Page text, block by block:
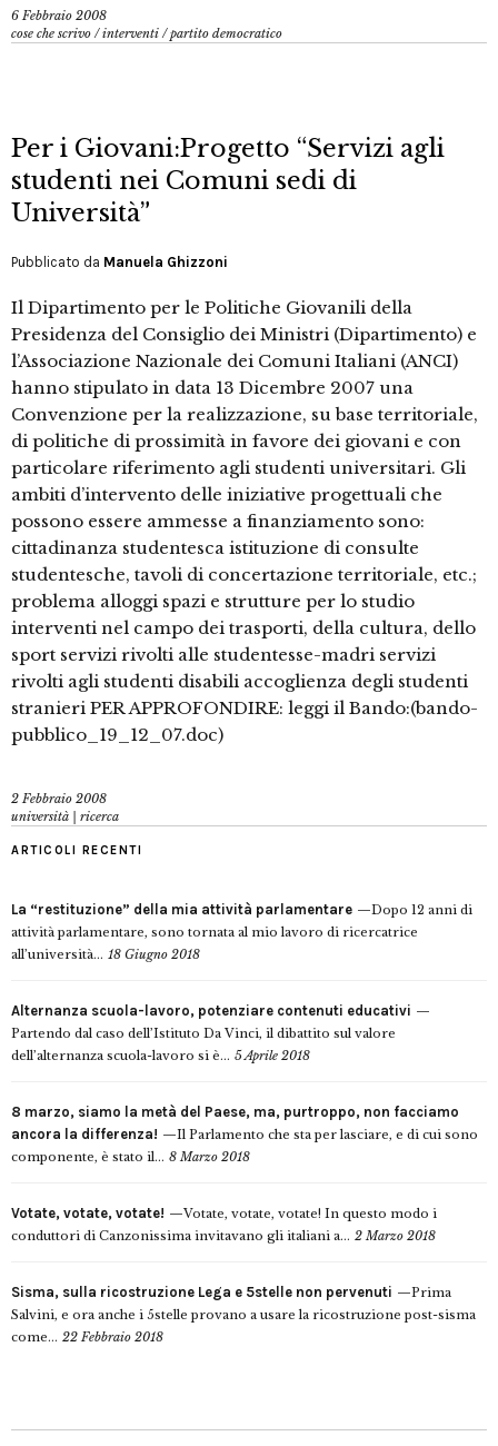
6 Febbraio 2008
cose che scrivo /interventi /partito democratico
Per i Giovani:Progetto “Servizi agli
studenti nei Comuni sedi di
Università”
Pubblicato da Manuela Ghizzoni
Il Dipartimento per le Politiche Giovanili della
Presidenza del Consiglio dei Ministri (Dipartimento) e
l’Associazione Nazionale dei Comuni Italiani (ANCI)
hanno stipulato in data 13 Dicembre 2007 una
Convenzione per la realizzazione, su base territoriale,
di politiche di prossimità in favore dei giovani e con
particolare riferimento agli studenti universitari. Gli
ambiti d’intervento delle iniziative progettuali che
possono essere ammesse a finanziamento sono:
cittadinanza studentesca istituzione di consulte
studentesche, tavoli di concertazione territoriale, etc.;
problema alloggi spazi e strutture per lo studio
interventi nel campo dei trasporti, della cultura, dello
sport servizi rivolti alle studentesse-madri servizi
rivolti agli studenti disabili accoglienza degli studenti
stranieri PER APPROFONDIRE: leggi il Bando:(bando-
pubblico_19_12_07.doc)
2 Febbraio 2008
università | ricerca
ARTICOLI RECENTI
La “restituzione” della mia attività parlamentare
Dopo 12 anni di
attività parlamentare, sono tornata al mio lavoro di ricercatrice
all’università... 18 Giugno 2018
Alternanza scuola-lavoro, potenziare contenuti educativi
Partendo dal caso dell’Istituto Da Vinci, il dibattito sul valore
dell’alternanza scuola-lavoro si è... 5 Aprile 2018
8 marzo, siamo la metà del Paese, ma, purtroppo, non facciamo
ancora la differenza!
Il Parlamento che sta per lasciare, e di cui sono
componente, è stato il... 8 Marzo 2018
Votate, votate, votate!
Votate, votate, votate! In questo modo i
conduttori di Canzonissima invitavano gli italiani a... 2 Marzo 2018
Sisma, sulla ricostruzione Lega e 5stelle non pervenuti
Prima
Salvini, e ora anche i 5stelle provano a usare la ricostruzione post-sisma
come... 22 Febbraio 2018